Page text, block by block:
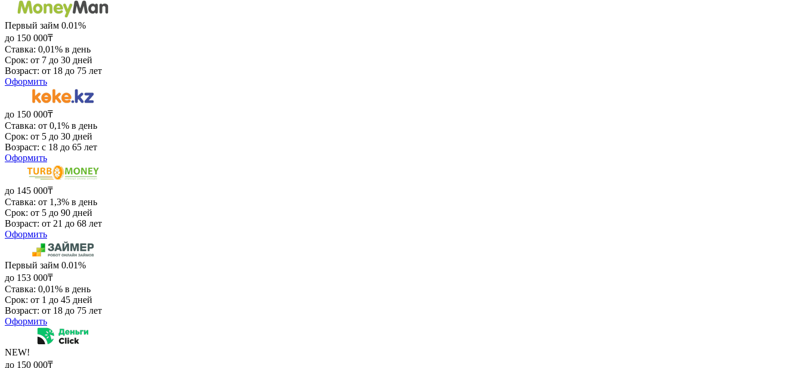
Первый займ 0.01%
до 150 000₸
Ставка: 0,01% в день
Срок: от 7 до 30 дней
Возраст: от 18 до 75 лет
Оформить
до 150 000₸
Ставка: от 0,1% в день
Срок: от 5 до 30 дней
Возраст: с 18 до 65 лет
Оформить
до 145 000₸
Ставка: от 1,3% в день
Срок: от 5 до 90 дней
Возраст: от 21 до 68 лет
Оформить
Первый займ 0.01%
до 153 000₸
Ставка: 0,01% в день
Срок: от 1 до 45 дней
Возраст: от 18 до 75 лет
Оформить
NEW!
до 150 000₸